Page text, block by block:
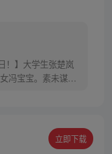
！】大学生张楚岚
冯宝宝。素未谋面
颠覆，与冯宝宝一
立即下载